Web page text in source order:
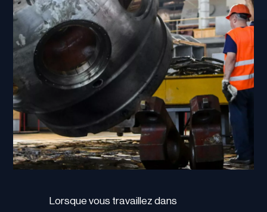
Lorsque vous travaillez dans